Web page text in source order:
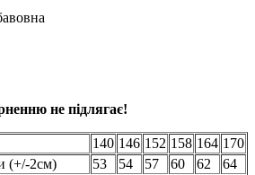
не підлягає!
140 146 152 158 164 170
(+/-2см)
53 54 57 60 62
64